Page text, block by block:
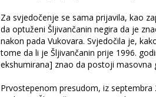
Za svjedočenje se sama prijavila, kao
da optuženi Šljivančanin negira da je
nakon pada Vukovara. Svjedočila je,
tome da li je Šljivančanin prije 1996.
ekshumirana] znao da postoji masovna
Prvostepenom presudom, iz